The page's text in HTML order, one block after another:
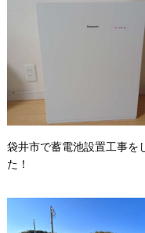
袋井市で蓄電池設置工事を
た！